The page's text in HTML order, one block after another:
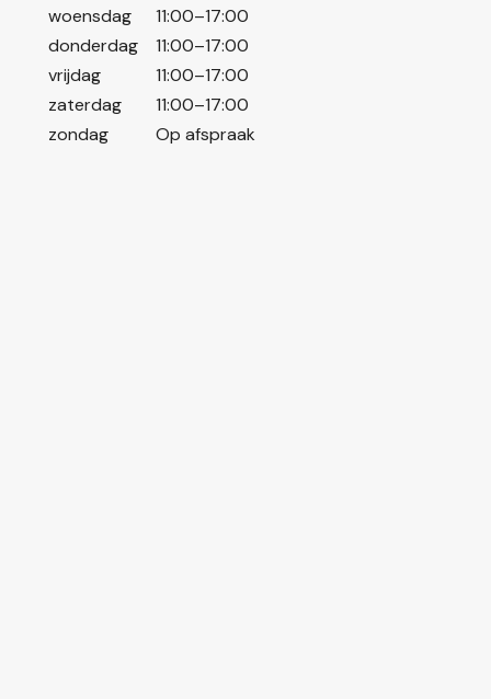
woensdag
11:00–17:00
donderdag
11:00–17:00
vrijdag
11:00–17:00
zaterdag
11:00–17:00
zondag
Op afspraak